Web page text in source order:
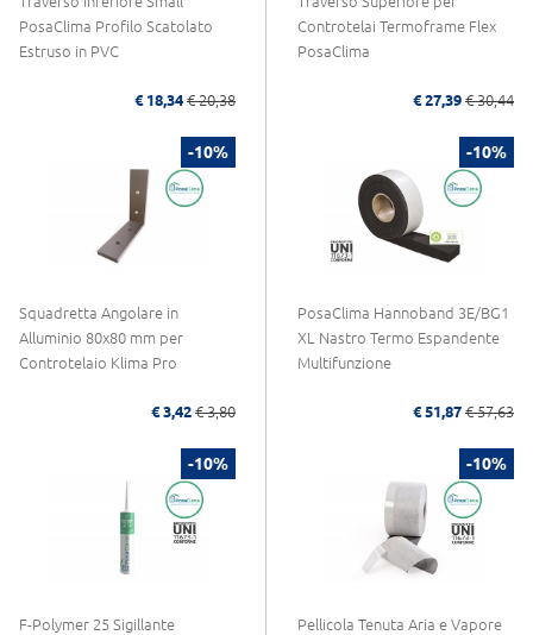
PosaClima Profilo Scatolato
Estruso in PVC
€ 18,34 € 20,38
Controtelai Termoframe Flex
PosaClima
€ 27,39 € 30,44
-10%
Squadretta Angolare in
Alluminio 80x80 mm per
Controtelaio Klima Pro
€ 3,42 € 3,80
-10%
PosaClima Hannoband 3E/BG1
XL Nastro Termo Espandente
Multifunzione
€ 51,87 € 57,63
-10%
F-Polymer 25 Sigillante
-10%
Pellicola Tenuta Aria e Vapore